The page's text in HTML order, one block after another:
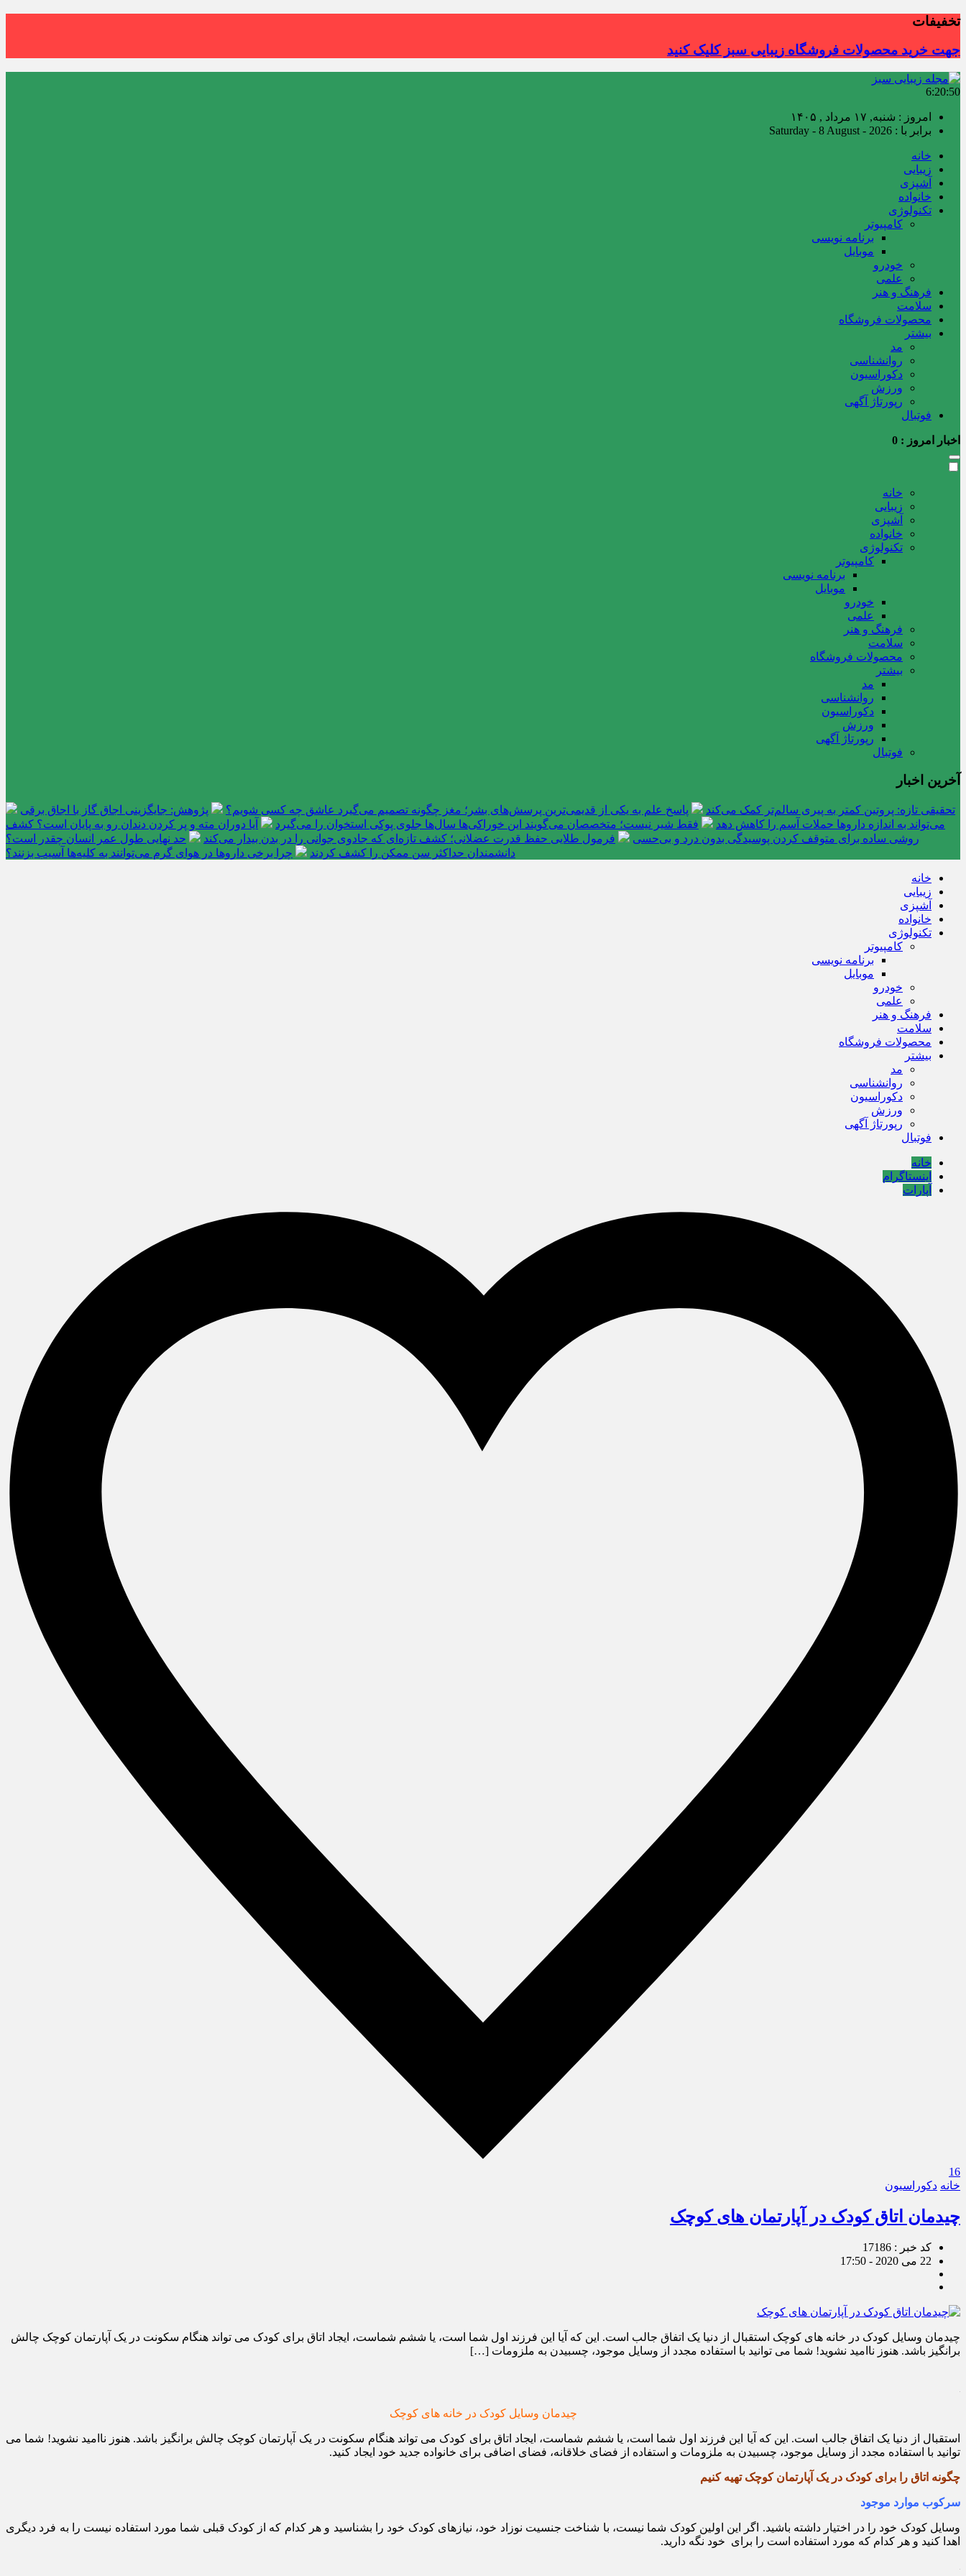
تخفیفات
جهت خرید محصولات فروشگاه زیبایی سبز کلیک کنید
6:20:51
امروز : شنبه, ۱۷ مرداد , ۱۴۰۵
برابر با : Saturday - 8 August - 2026
خانه
زیبایی
آشپزی
خانواده
تکنولوژی
کامپیوتر
برنامه نویسی
موبایل
خودرو
علمی
فرهنگ و هنر
سلامت
محصولات فروشگاه
بیشتر
مد
روانشناسی
دکوراسیون
ورزش
رپورتاژ آگهی
فوتبال
اخبار امروز : 0
خانه
زیبایی
آشپزی
خانواده
تکنولوژی
کامپیوتر
برنامه نویسی
موبایل
خودرو
علمی
فرهنگ و هنر
سلامت
محصولات فروشگاه
بیشتر
مد
روانشناسی
دکوراسیون
ورزش
رپورتاژ آگهی
فوتبال
آخرین اخبار
تحقیقی تازه: پروتین کمتر به پیری سالم‌تر کمک می‌کند پاسخ علم به یکی از قدیمی‌ترین پرسش‌های بشر؛ مغز چگونه تصمیم می‌گیرد عاشق چه کسی شویم؟
پژوهش: جایگزینی اجاق گاز با اجاق برقی
می‌تواند به اندازه داروها حملات آسم را کاهش دهد
فقط شیر نیست؛ متخصصان می‌گویند این خوراکی‌ها سال‌ها جلوی پوکی استخوان را می‌گیرد
آیا دوران مته و پر کردن دندان رو به پایان است؟ کشف
روشی ساده برای متوقف کردن پوسیدگی بدون درد و بی‌حسی
فرمول طلایی حفظ قدرت عضلانی؛ کشف تازه‌ای که جادوی جوانی را در بدن بیدار می‌کند
حد نهایی طول عمر انسان چقدر است؟
دانشمندان حداکثر سن ممکن را کشف کردند
چرا برخی داروها در هوای گرم می‌توانند به کلیه‌ها آسیب بزنند؟
خانه
زیبایی
آشپزی
خانواده
تکنولوژی
کامپیوتر
برنامه نویسی
موبایل
خودرو
علمی
فرهنگ و هنر
سلامت
محصولات فروشگاه
بیشتر
مد
روانشناسی
دکوراسیون
ورزش
رپورتاژ آگهی
فوتبال
خانه
اینستاگرام
آپارات
16
خانه دکوراسیون
چیدمان اتاق کودک در آپارتمان های کوچک
کد خبر : 17186
22 می 2020 - 17:50
چیدمان وسایل کودک در خانه های کوچک استقبال از دنیا یک اتفاق جالب است. این که آیا این فرزند اول شما است، یا ششم شماست، ایجاد اتاق برای کودک می تواند هنگام سکونت در یک آپارتمان کوچک چالش
برانگیز باشد. هنوز ناامید نشوید! شما می توانید با استفاده مجدد از وسایل موجود، چسبیدن به ملزومات […]